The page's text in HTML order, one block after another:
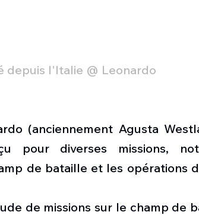
depuis l'Italie @ Leonardo
(anciennement Agusta
pour diverses missions,
de bataille et les opérations
de missions sur le champ de